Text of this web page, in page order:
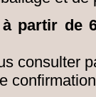
partir de
consulter